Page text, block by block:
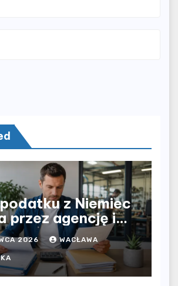
z Niemiec
przez agencję i
u
– jak
oba źródła
2026 WACŁAWA